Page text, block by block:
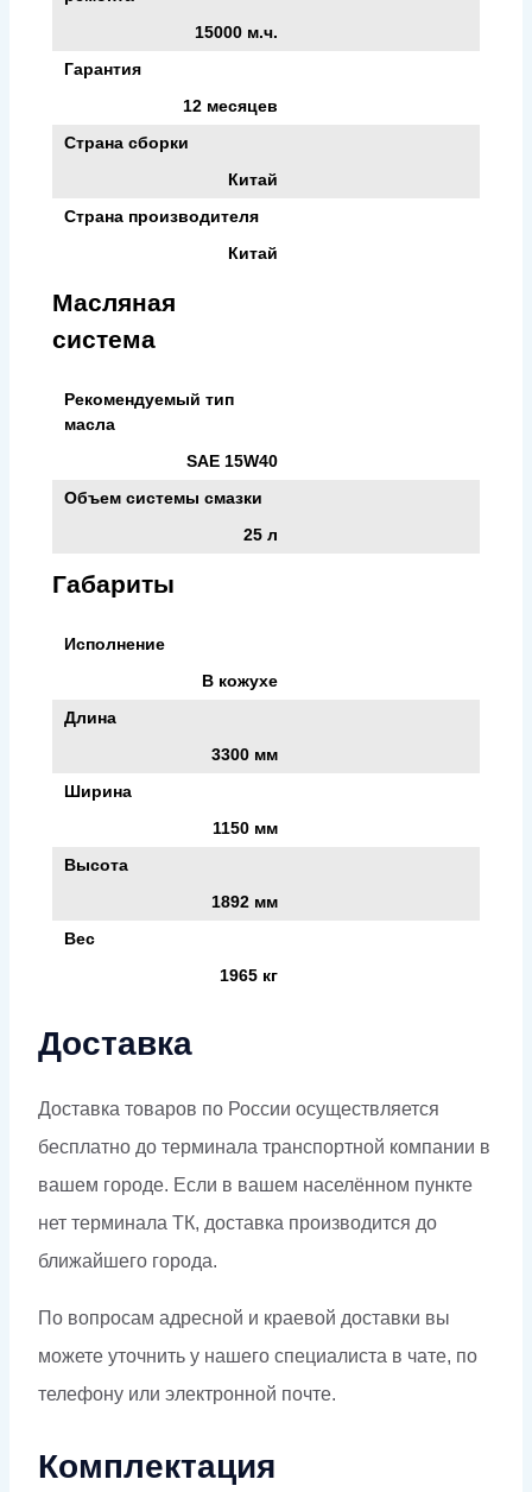
15000 м.ч.
Гарантия
12 месяцев
Страна сборки
Китай
Страна производителя
Китай
Масляная
система
Рекомендуемый тип
масла
SAE 15W40
Объем системы смазки
25 л
Габариты
Исполнение
В кожухе
Длина
3300 мм
Ширина
1150 мм
Высота
1892 мм
Вес
1965 кг
Доставка
Доставка товаров по России осуществляется
бесплатно до терминала транспортной компании в
вашем городе. Если в вашем населённом пункте
нет терминала ТК, доставка производится до
ближайшего города.
По вопросам адресной и краевой доставки вы
можете уточнить у нашего специалиста в чате, по
телефону или электронной почте.
Комплектация